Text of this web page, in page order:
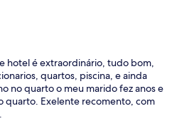
hotel é extraordinário, tudo bom,
quartos, piscina, e ainda
no quarto o meu marido fez anos e
quarto. Exelente recomento, com